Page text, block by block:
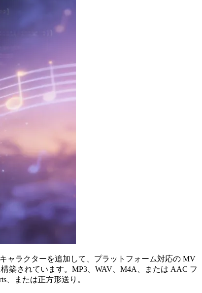
ャラクターを追加して、プラットフォーム対応の MV
築されています。MP3、WAV、M4A、または AAC フ
、または正方形送り。